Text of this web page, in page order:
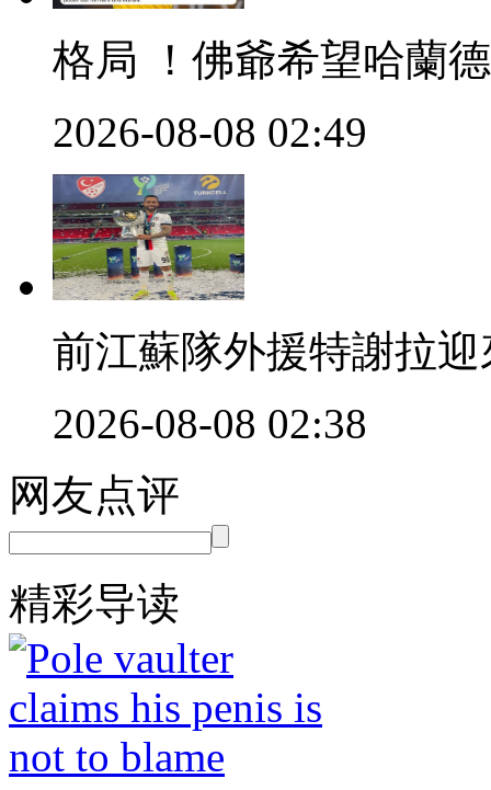
格局 ！佛爺希望哈蘭
2026-08-08 02:49
前江蘇隊外援特謝拉
2026-08-08 02:38
网友点评
精彩导读